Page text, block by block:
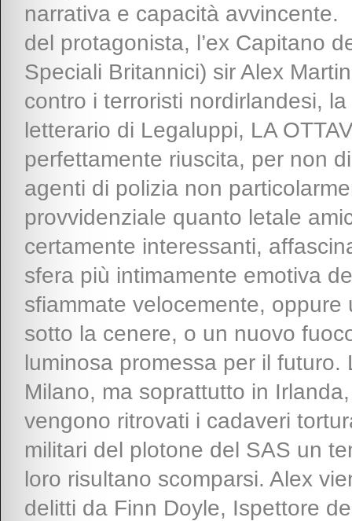
narrativa e capacità
del protagonista, l’ex Capitano
Speciali Britannici) sir Alex
contro i terroristi nordirlandesi,
letterario di Legaluppi, LA
perfettamente riuscita, per non
agenti di polizia non
provvidenziale quanto letale
certamente interessanti,
sfera più intimamente emotiva
sfiammate velocemente,
sotto la cenere, o un nuovo
luminosa promessa per il
Milano, ma soprattutto in
vengono ritrovati i cadaveri
militari del plotone del SAS un
loro risultano scomparsi. Alex
delitti da Finn Doyle, Ispettore